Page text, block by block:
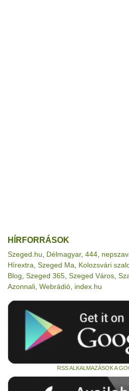
HÍRFORRÁSOK
Szeged.hu Délmagyar, 444
Hírextra Szeged Ma Kolozsvári
Blog Szeged 365 Szeged Város
Azonnali Webrádió index.hu
RSS ALKALMAZÁSOK A